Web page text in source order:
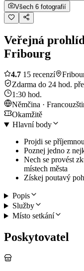
Všech 6 fotografií
Veřejná
Fribourg
4.7 15 recenzí
Zdarma do 24 hod.
1:30 hod.
Němčina ·
Okamžitě
Hlavní body
Projdi se
Poznej jedno z
Nech se provést
místech města
Získej poutavý
Popis
Služby
Místo setkání
Poskytovatel